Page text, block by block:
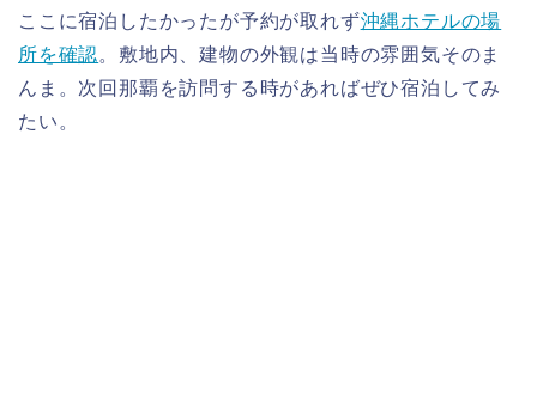
ここに宿泊したかったが予約が取れず沖縄ホテルの場
所を確認。敷地内、建物の外観は当時の雰囲気そのま
んま。次回那覇を訪問する時があればぜひ宿泊してみ
たい。